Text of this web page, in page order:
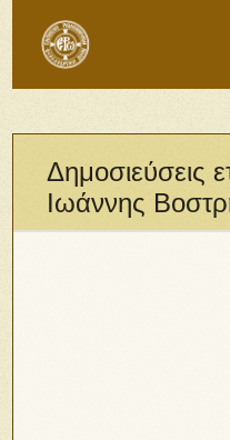
Δημοσιεύσεις
Ιωάννης